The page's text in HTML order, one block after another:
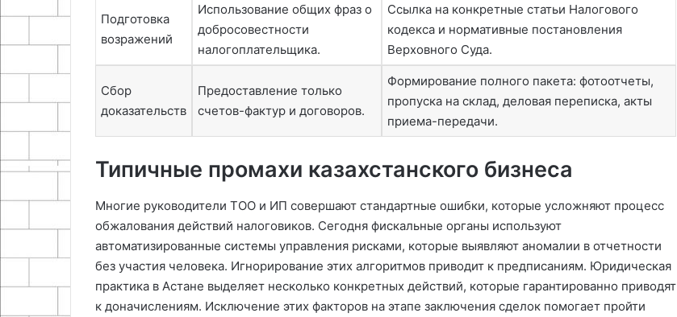
Подготовка
возражений
Использование общих фраз о
добросовестности
налогоплательщика.
Ссылка на конкретные статьи Налогового
кодекса и нормативные постановления
Верховного Суда.
Сбор
доказательств
Предоставление только
счетов-фактур и договоров.
Формирование полного пакета: фотоотчеты,
пропуска на склад, деловая переписка, акты
приема-передачи.
Типичные промахи казахстанского бизнеса
Многие руководители ТОО и ИП совершают стандартные ошибки, которые усложняют процесс
обжалования действий налоговиков. Сегодня фискальные органы используют
автоматизированные системы управления рисками, которые выявляют аномалии в отчетности
без участия человека. Игнорирование этих алгоритмов приводит к предписаниям. Юридическая
практика в Астане выделяет несколько конкретных действий, которые гарантированно приводят
к доначислениям. Исключение этих факторов на этапе заключения сделок помогает пройти